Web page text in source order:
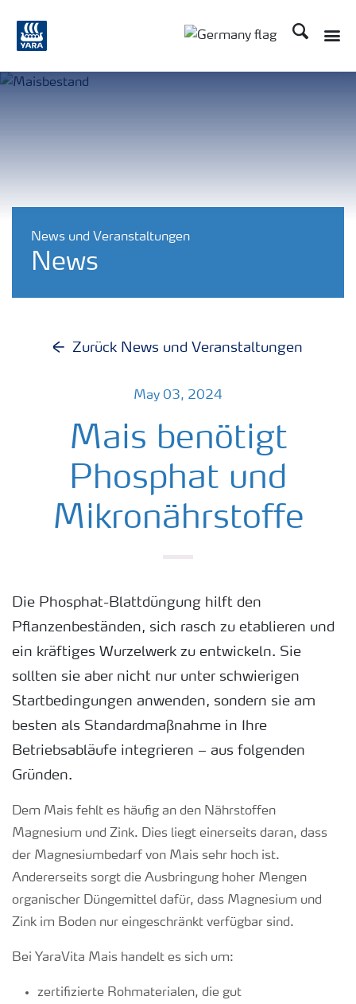
Suchen
News und Veranstaltungen
News
Zurück News und Veranstaltungen
May 03, 2024
Mais benötigt
Phosphat und
Mikronährstoffe
Die Phosphat-Blattdüngung hilft den
Pflanzenbeständen, sich rasch zu etablieren und
ein kräftiges Wurzelwerk zu entwickeln. Sie
sollten sie aber nicht nur unter schwierigen
Startbedingungen anwenden, sondern sie am
besten als Standardmaßnahme in Ihre
Betriebsabläufe integrieren – aus folgenden
Gründen.
Dem Mais fehlt es häufig an den Nährstoffen
Magnesium und Zink. Dies liegt einerseits daran, dass
der Magnesiumbedarf von Mais sehr hoch ist.
Andererseits sorgt die Ausbringung hoher Mengen
organischer Düngemittel dafür, dass Magnesium und
Zink im Boden nur eingeschränkt verfügbar sind.
Bei YaraVita Mais handelt es sich um:
zertifizierte Rohmaterialen, die gut